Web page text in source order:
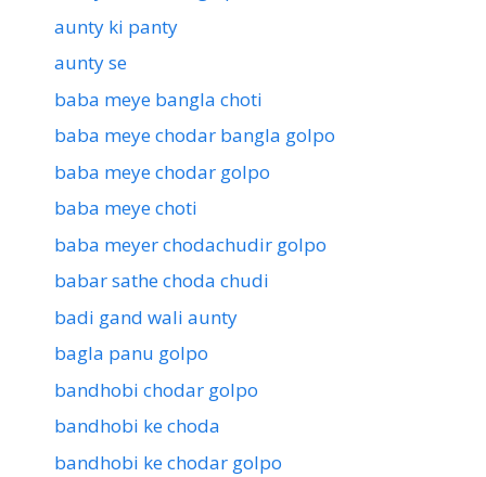
aunty ki panty
aunty se
baba meye bangla choti
baba meye chodar bangla golpo
baba meye chodar golpo
baba meye choti
baba meyer chodachudir golpo
babar sathe choda chudi
badi gand wali aunty
bagla panu golpo
bandhobi chodar golpo
bandhobi ke choda
bandhobi ke chodar golpo